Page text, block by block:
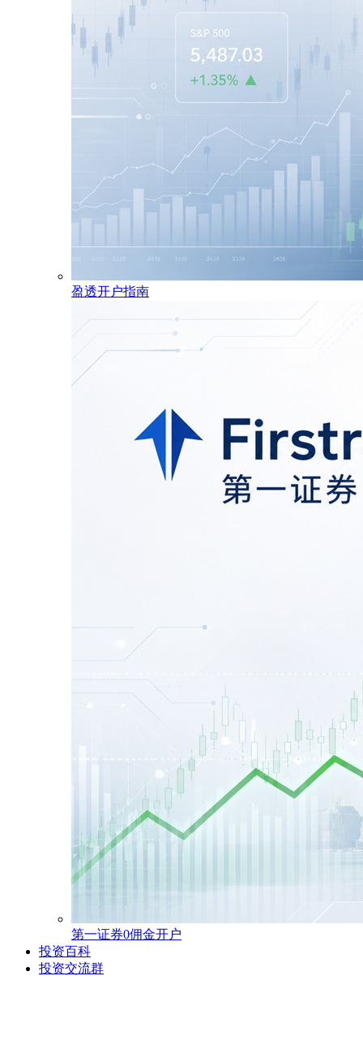
盈透开户指南
第一证券0佣金开户
投资百科
投资交流群